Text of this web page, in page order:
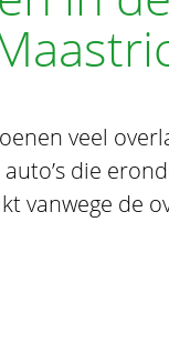
veel
die
vanwege de